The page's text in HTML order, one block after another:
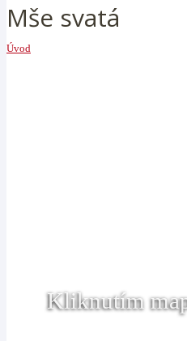
Mše svatá
Úvod
Kliknutím